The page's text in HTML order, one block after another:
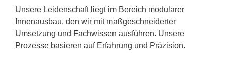
Unsere Leidenschaft liegt im Bereich modularer
Innenausbau, den wir mit maßgeschneiderter
Umsetzung und Fachwissen ausführen. Unsere
Prozesse basieren auf Erfahrung und Präzision.